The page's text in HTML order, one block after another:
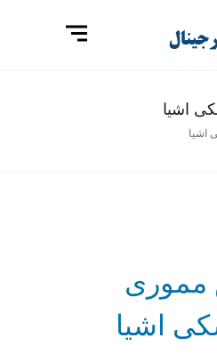
اشیا
اشیا
اشیا